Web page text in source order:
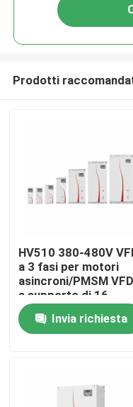
Casa.
Prodotti
Prodotti
HV510 380-480V
a 3 fasi per motori
asincroni/PMSM VFD
a supporto di 16-
segment PLC Multi-
Speed Operation
Invia richiesta